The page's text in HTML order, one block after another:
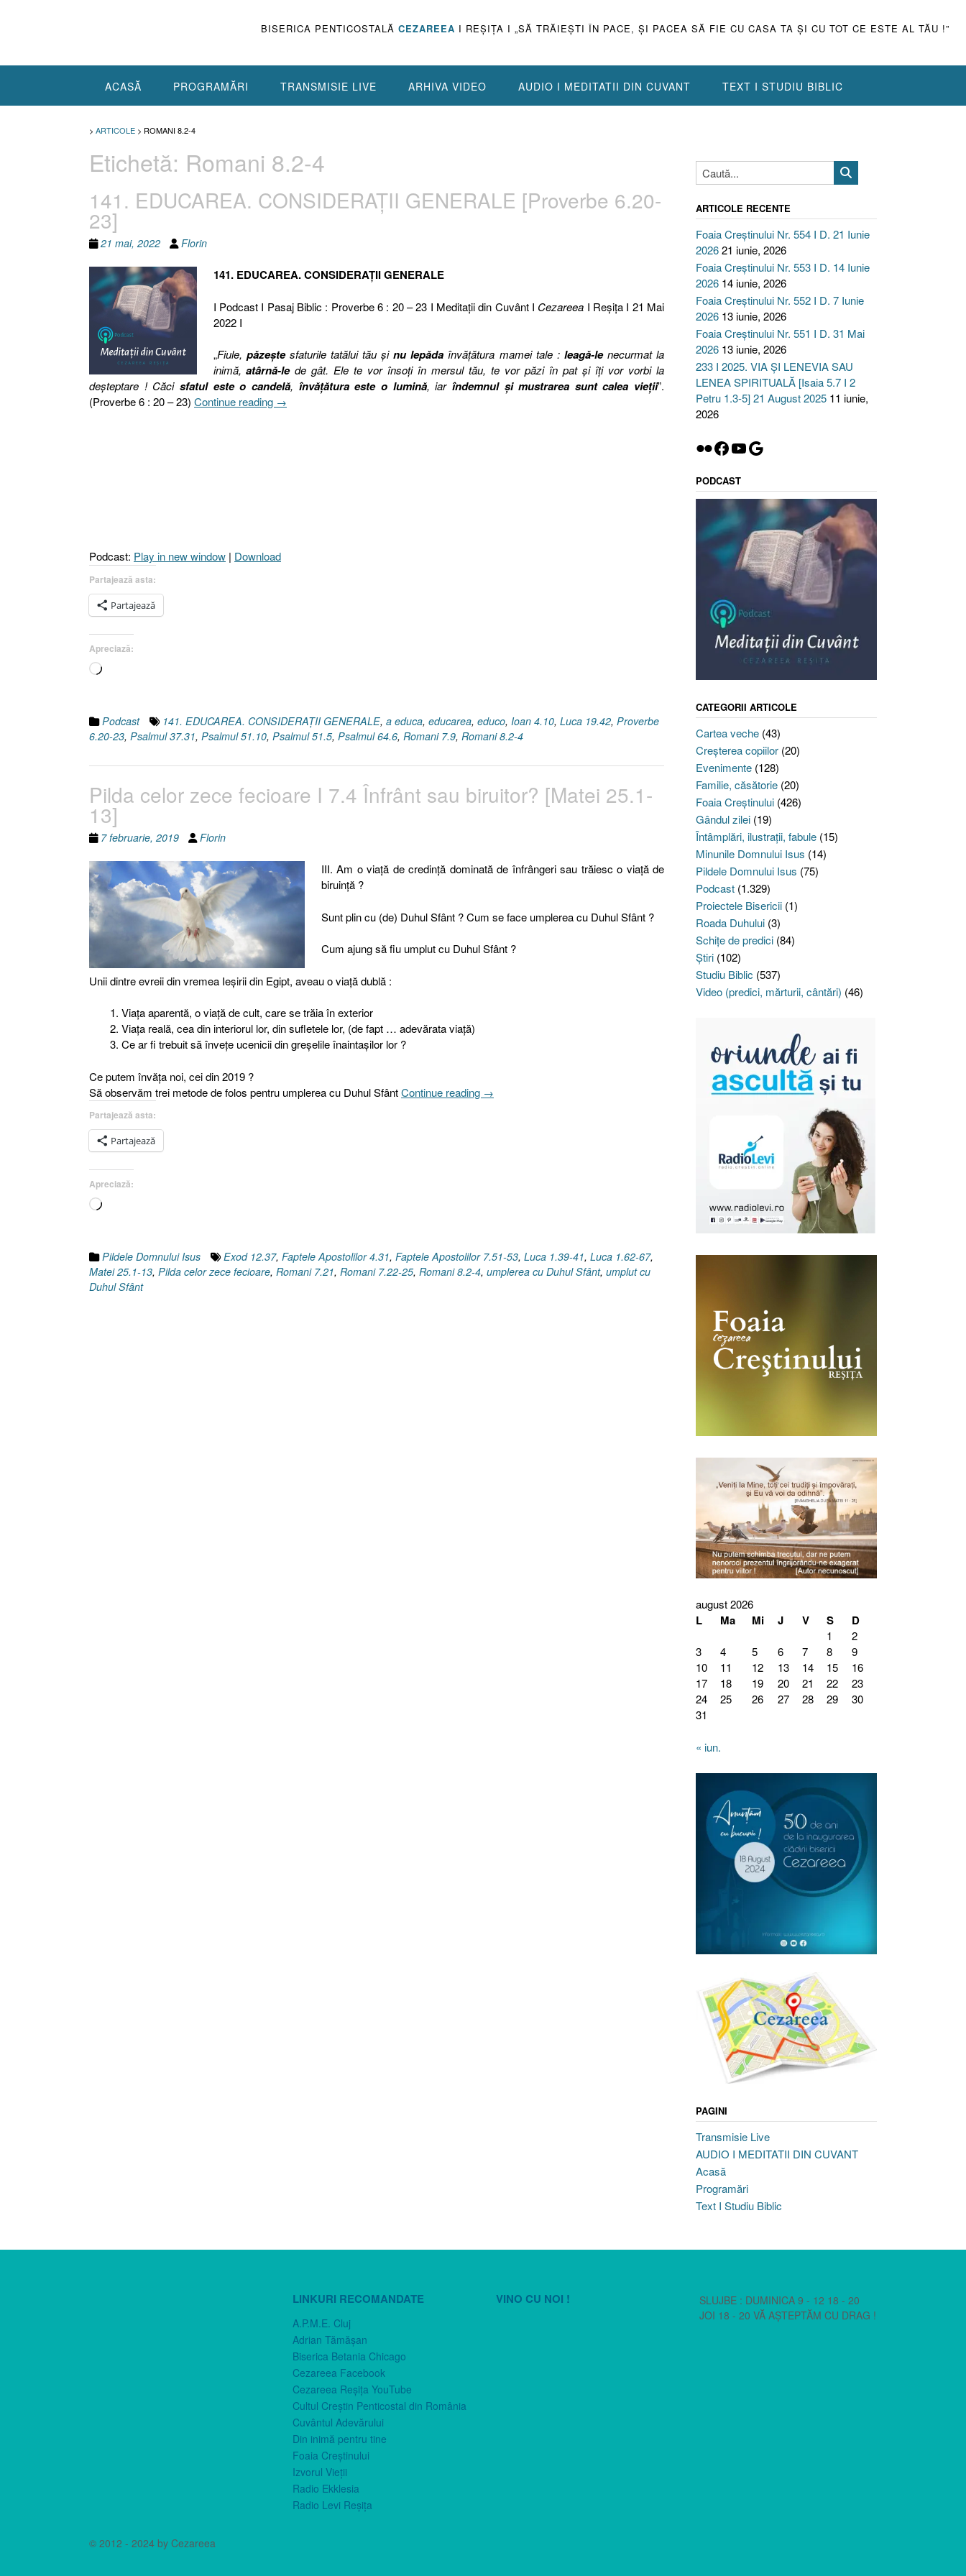
BISERICA PENTICOSTALĂ CEZAREEA I REŞIŢA I „SĂ TRĂIEŞTI ÎN PACE, ŞI PACEA SĂ FIE CU CASA TA ŞI CU TOT CE ESTE AL TĂU !”
ACASĂ PROGRAMĂRI TRANSMISIE LIVE ARHIVA VIDEO AUDIO I MEDITATII DIN CUVANT TEXT I STUDIU BIBLIC
> ARTICOLE > ROMANI 8.2-4
Etichetă: Romani 8.2-4
141. EDUCAREA. CONSIDERAŢII GENERALE [Proverbe 6.20-
23]
21 mai, 2022 Florin
141. EDUCAREA. CONSIDERAŢII GENERALE
I Podcast I Pasaj Biblic : Proverbe 6 : 20 – 23 I Meditaţii din Cuvânt I Cezareea I Reşiţa I 21 Mai
2022 I
„Fiule, păzeştesfaturile tatălui tău şinu lepăda învăţătura mamei tale : leagă-lenecurmat la
inimă,atârnă-lede gât. Ele te vor însoţi în mersul tău, te vor păzi în pat şi îţi vor vorbi la
deşteptare ! Căci sfatul este o candelă, învăţătura este o lumină, iar îndemnul şi mustrarea sunt calea vieţii”.
(Proverbe 6 : 20 – 23) Continue reading „141.
→
Podcast: Play in new window | Download
Partajează asta:
Partajează
Apreciază:
Încarc...
Podcast 141. EDUCAREA. CONSIDERAŢII GENERALE, a educa, educarea, educo, Ioan 4.10, Luca 19.42, Proverbe
6.20-23, Psalmul 37.31, Psalmul 51.10, Psalmul 51.5, Psalmul 64.6, Romani 7.9, Romani 8.2-4
Pilda celor zece fecioare I 7.4 Înfrânt sau biruitor? [Matei 25.1-
13]
7 februarie, 2019 Florin
III. Am o viaţă de credinţă dominată de înfrângeri sau trăiesc o viaţă de
biruinţă ?
Sunt plin cu (de) Duhul Sfânt ? Cum se face umplerea cu Duhul Sfânt ?
Cum ajung să fiu umplut cu Duhul Sfânt ?
Unii dintre evreii din vremea Ieşirii din Egipt, aveau o viaţă dublă :
Viaţa aparentă, o viaţă de cult, care se trăia în exterior
Viaţa reală, cea din interiorul lor, din sufletele lor, (de fapt … adevărata viaţă)
Ce ar fi trebuit să înveţe ucenicii din greşelile înaintaşilor lor ?
Ce putem învăţa noi, cei din 2019 ?
Să observăm trei metode de folos pentru umplerea cu Duhul SfântContinue reading „Pilda
13]”
→
Partajează asta:
Partajează
Apreciază:
Încarc...
Pildele Domnului Isus Exod 12.37, Faptele Apostolilor 4.31, Faptele Apostolilor 7.51-53, Luca 1.39-41, Luca 1.62-67,
Matei 25.1-13, Pilda celor zece fecioare, Romani 7.21, Romani 7.22-25, Romani 8.2-4, umplerea cu Duhul Sfânt, umplut cu
Duhul Sfânt
ARTICOLE RECENTE
Foaia Creștinului Nr. 554 I D. 21 Iunie
202621 iunie, 2026
Foaia Creștinului Nr. 553 I D. 14 Iunie
2026 14 iunie, 2026
Foaia Creștinului Nr. 552 I D. 7 Iunie
2026 13 iunie, 2026
Foaia Creștinului Nr. 551 I D. 31 Mai
2026 13 iunie, 2026
233 I 2025. VIA ȘI LENEVIA SAU
LENEA SPIRITUALĂ [Isaia 5.7 I 2
Petru 1.3-5] 21 August 2025 11 iunie,
2026
Flickr
Facebook
YouTube
Google
PODCAST
CATEGORII ARTICOLE
Cartea veche(43)
Creşterea copiilor(20)
Evenimente(128)
Familie, căsătorie(20)
Foaia Creştinului(426)
Gândul zilei(19)
Întâmplări, ilustraţii, fabule(15)
Minunile Domnului Isus (14)
Pildele Domnului Isus (75)
Podcast(1.329)
Proiectele Bisericii(1)
Roada Duhului(3)
Schiţe de predici(84)
Ştiri(102)
Studiu Biblic (537)
Video (predici, mărturii, cântări) (46)
august 2026
L Ma Mi J V S D
1
2
3
4 5 6 7 8
9
10
11 12 13 14 15
16
17
18 19 20 21 22
23
24
25 26 27 28 29
30
31
« iun.
PAGINI
Transmisie Live
AUDIO I MEDITATII DIN CUVANT
Acasă
Programări
Text I Studiu Biblic
LINKURI RECOMANDATE
A.P.M.E. Cluj
Adrian Tămăşan
Biserica Betania Chicago
Cezareea Facebook
Cezareea Reşiţa YouTube
Cultul Creştin Penticostal din România
Cuvântul Adevărului
Din inimă pentru tine
Foaia Creştinului
Izvorul Vieţii
Radio Ekklesia
Radio Levi Reşiţa
VINO CU NOI !
SLUJBE : DUMINICA 9 - 12 18 - 20
JOI 18 - 20 VĂ AȘTEPTĂM CU DRAG !
© 2012 - 2024 by Cezareea